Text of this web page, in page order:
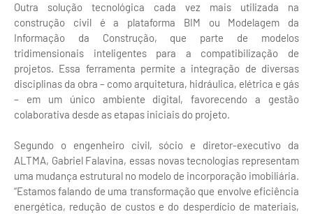
Outra solução tecnológica cada vez mais utilizada na
construção civil é a plataforma BIM ou Modelagem da
Informação da Construção, que parte de modelos
tridimensionais inteligentes para a compatibilização de
projetos. Essa ferramenta permite a integração de diversas
disciplinas da obra – como arquitetura, hidráulica, elétrica e gás
– em um único ambiente digital, favorecendo a gestão
colaborativa desde as etapas iniciais do projeto.
Segundo o engenheiro civil, sócio e diretor-executivo da
ALTMA, Gabriel Falavina, essas novas tecnologias representam
uma mudança estrutural no modelo de incorporação imobiliária.
“Estamos falando de uma transformação que envolve eficiência
energética, redução de custos e do desperdício de materiais,